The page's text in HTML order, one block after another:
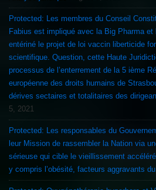
Protected: Les membres du Conseil
Fabius est impliqué avec la Big Pharma et
entériné le projet de loi vaccin liberticide
scientifique. Question, cette Haute
processus de l’enterrement de la 5 ième
européenne des droits humains de
dérives sectaires et totalitaires des
5, 2021
Protected: Les responsables du
leur Mission de rassembler la Nation via
sérieuse qui cible le vieillissement
y compris l’obésité, facteurs aggravants